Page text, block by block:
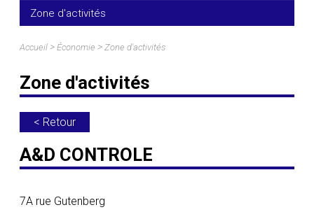
Zone d'activités
Accueil >Économie >Zone d'activités
Zone d'activités
< Retour
A&D CONTROLE
7A rue Gutenberg